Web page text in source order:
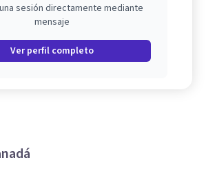
sesión directamente mediante
mensaje
Ver perfil completo